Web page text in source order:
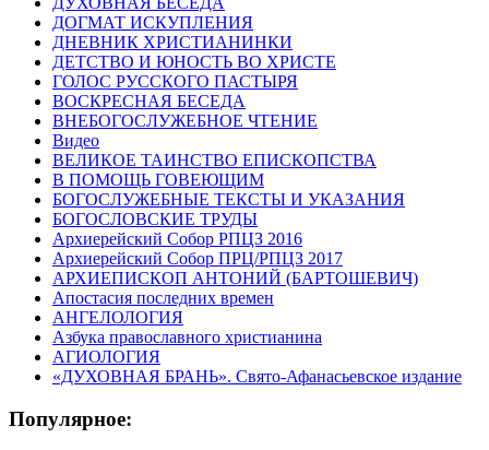
ДОГМАТ ИСКУПЛЕНИЯ
ДНЕВНИК ХРИСТИАНИНКИ
ДЕТСТВО И ЮНОСТЬ ВО ХРИСТЕ
ГОЛОС РУССКОГО ПАСТЫРЯ
ВОСКРЕСНАЯ БЕСЕДА
ВНЕБОГОСЛУЖЕБНОЕ ЧТЕНИЕ
Видео
ВЕЛИКОЕ ТАИНСТВО ЕПИСКОПСТВА
В ПОМОЩЬ ГОВЕЮЩИМ
БОГОСЛУЖЕБНЫЕ ТЕКСТЫ И УКАЗАНИЯ
БОГОСЛОВСКИЕ ТРУДЫ
Архиерейский Собор РПЦЗ 2016
Архиерейский Собор ПРЦ/РПЦЗ 2017
АРХИЕПИСКОП АНТОНИЙ (БАРТОШЕВИЧ)
Апостасия последних времен
АНГЕЛОЛОГИЯ
Азбука православного христианина
АГИОЛОГИЯ
«ДУХОВНАЯ БРАНЬ». Свято-Афанасьевское издание
Популярное: